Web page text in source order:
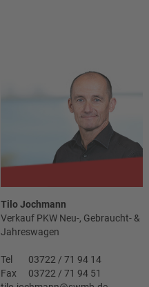
Tilo Jochmann
Verkauf PKW Neu-, Gebraucht- &
Jahreswagen
Tel
03722 / 71 94 14
Fax
03722 / 71 94 51